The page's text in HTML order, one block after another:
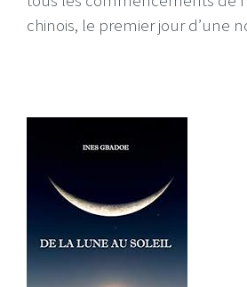
chinois, le premier jour d’une